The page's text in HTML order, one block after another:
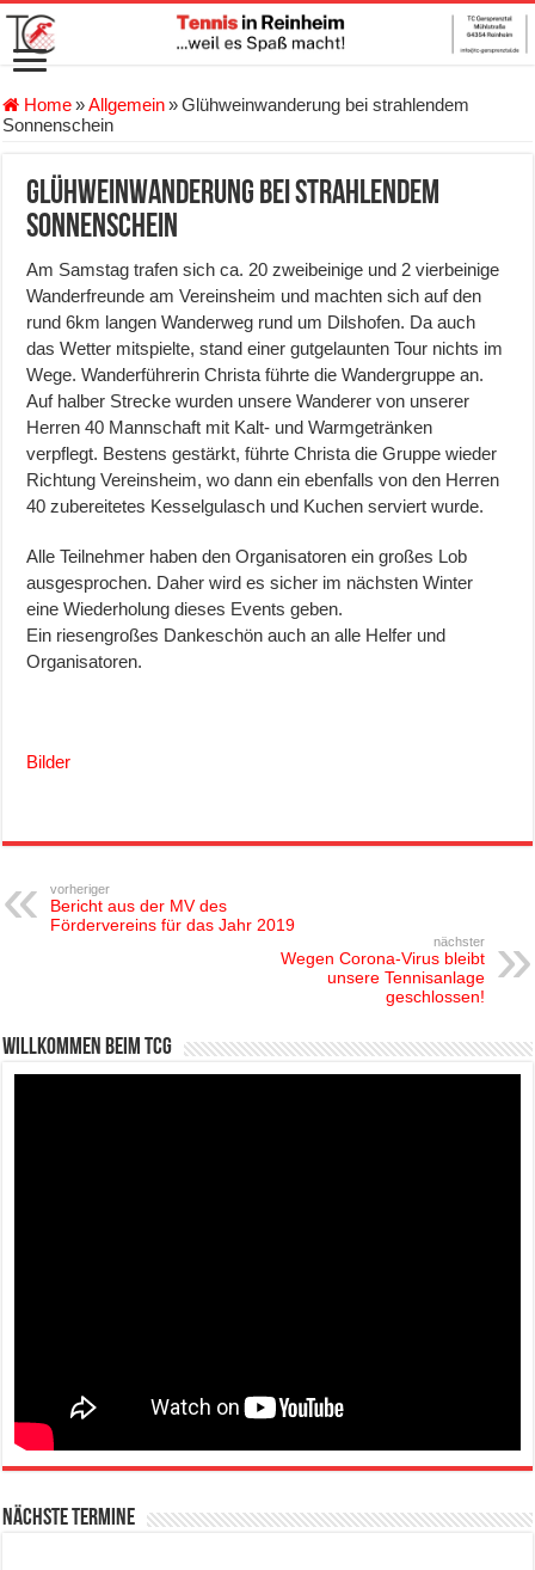
Home»Allgemein»Glühweinwanderung bei strahlendem
Sonnenschein
Glühweinwanderung bei strahlendem
Sonnenschein
Am Samstag trafen sich ca. 20 zweibeinige und 2 vierbeinige
Wanderfreunde am Vereinsheim und machten sich auf den
rund 6km langen Wanderweg rund um Dilshofen. Da auch
das Wetter mitspielte, stand einer gutgelaunten Tour nichts im
Wege. Wanderführerin Christa führte die Wandergruppe an.
Auf halber Strecke wurden unsere Wanderer von unserer
Herren 40 Mannschaft mit Kalt- und Warmgetränken
verpflegt. Bestens gestärkt, führte Christa die Gruppe wieder
Richtung Vereinsheim, wo dann ein ebenfalls von den Herren
40 zubereitetes Kesselgulasch und Kuchen serviert wurde.
Alle Teilnehmer haben den Organisatoren ein großes Lob
ausgesprochen. Daher wird es sicher im nächsten Winter
eine Wiederholung dieses Events geben.
Ein riesengroßes Dankeschön auch an alle Helfer und
Organisatoren.
Bilder
vorheriger
Bericht aus der MV des
Fördervereins für das Jahr 2019
nächster
Wegen Corona-Virus bleibt
unsere Tennisanlage
geschlossen!
Willkommen beim TCG
Nächste Termine